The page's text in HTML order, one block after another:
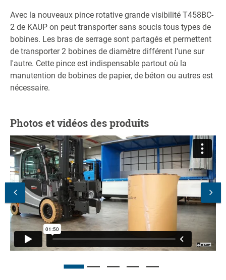
Avec la nouveaux pince rotative grande visibilité T458BC-
2 de KAUP on peut transporter sans soucis tous types de
bobines. Les bras de serrage sont partagés et permettent
de transporter 2 bobines de diamètre différent l'une sur
l'autre. Cette pince est indispensable partout où la
manutention de bobines de papier, de béton ou autres est
nécessaire.
Photos et vidéos des produits